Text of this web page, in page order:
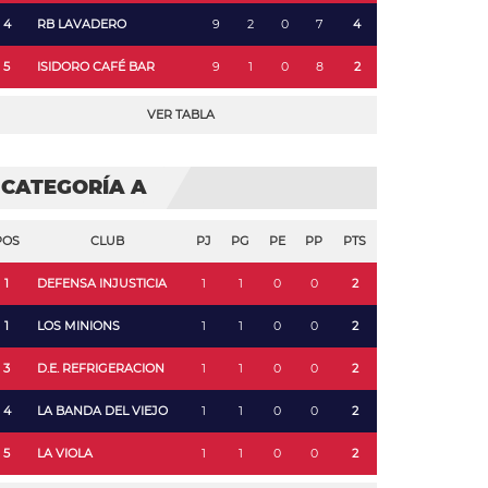
4 RB LAVADERO 9 2 0 7 4
5 ISIDORO CAFÉ BAR 9 1 0 8 2
VER TABLA
CATEGORÍA A
CLUB PJ PG PE PP PTS
1 DEFENSA INJUSTICIA 1 1 0 0 2
1 LOS MINIONS 1 1 0 0 2
3 D.E. REFRIGERACION 1 1 0 0 2
4 LA BANDA DEL VIEJO 1 1 0 0 2
5 LA VIOLA 1 1 0 0 2